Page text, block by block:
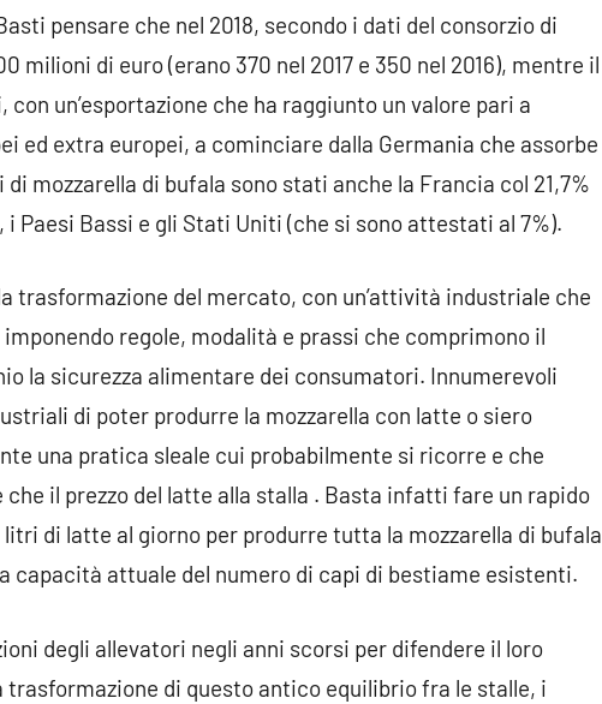
pensare che nel 2018, secondo i dati del consorzio di
di euro (erano 370 nel 2017 e 350 nel 2016), mentre il
un’esportazione che ha raggiunto un valore pari a
ed extra europei, a cominciare dalla Germania che assorbe
mozzarella di bufala sono stati anche la Francia col 21,7%
Paesi Bassi e gli Stati Uniti (che si sono attestati al 7%).
trasformazione del mercato, con un’attività industriale che
regole, modalità e prassi che comprimono il
la sicurezza alimentare dei consumatori. Innumerevoli
di poter produrre la mozzarella con latte o siero
una pratica sleale cui probabilmente si ricorre e che
il prezzo del latte alla stalla . Basta infatti fare un rapido
di latte al giorno per produrre tutta la mozzarella di bufala
capacità attuale del numero di capi di bestiame esistenti.
degli allevatori negli anni scorsi per difendere il loro
trasformazione di questo antico equilibrio fra le stalle, i